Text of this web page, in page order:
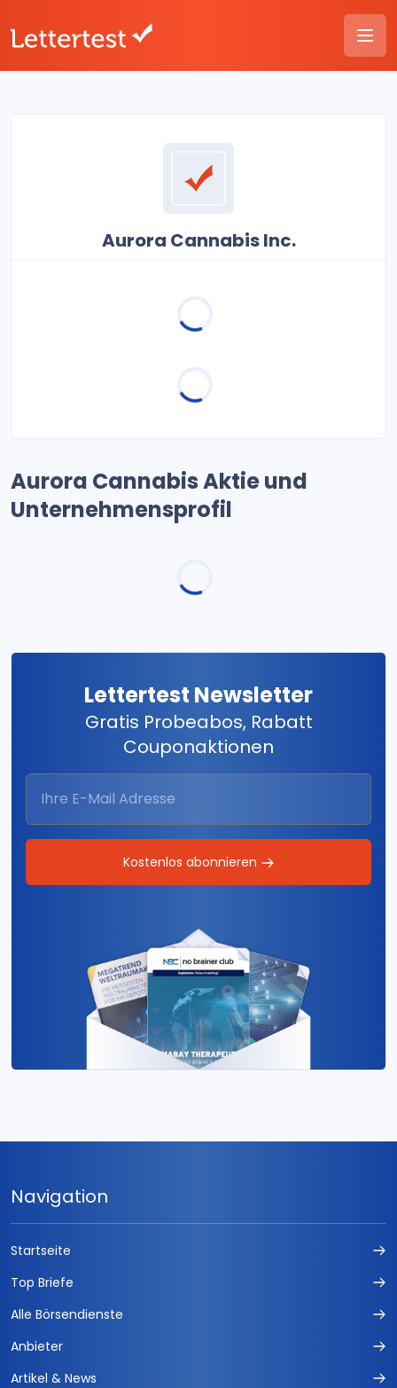
Aurora Cannabis Inc.
Aurora Cannabis Aktie und
Unternehmensprofil
Lettertest Newsletter
Gratis Probeabos, Rabatt
Couponaktionen
Kostenlos abonnieren
Navigation
Startseite
Top Briefe
Alle Börsendienste
Anbieter
Artikel & News